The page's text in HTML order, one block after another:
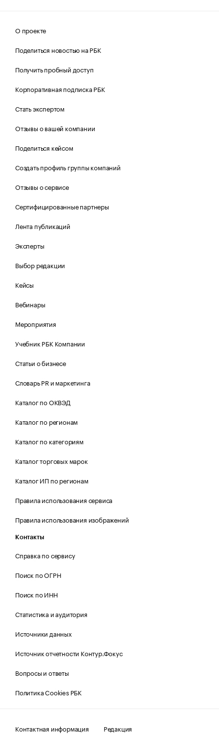
О проекте
Поделиться новостью на РБК
Получить пробный доступ
Корпоративная подписка РБК
Стать экспертом
Отзывы о вашей компании
Поделиться кейсом
Создать профиль группы компаний
Отзывы о сервисе
Сертифицированные партнеры
Лента публикаций
Эксперты
Выбор редакции
Кейсы
Вебинары
Мероприятия
Учебник РБК Компании
Статьи о бизнесе
Словарь PR и маркетинга
Каталог по ОКВЭД
Каталог по регионам
Каталог по категориям
Каталог торговых марок
Каталог ИП по регионам
Правила использования сервиса
Правила использования изображений
Контакты
Справка по сервису
Поиск по ОГРН
Поиск по ИНН
Статистика и аудитория
Источники данных
Источник отчетности Контур.Фокус
Вопросы и ответы
Политика Cookies РБК
Контактная информация Редакция